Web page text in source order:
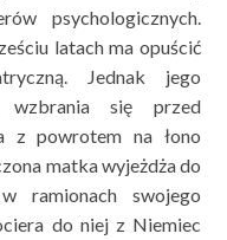
psychologicznych.
latach ma opuścić
Jednak jego
wzbrania się przed
z powrotem na łono
matka wyjeżdża do
ramionach swojego
do niej z Niemiec